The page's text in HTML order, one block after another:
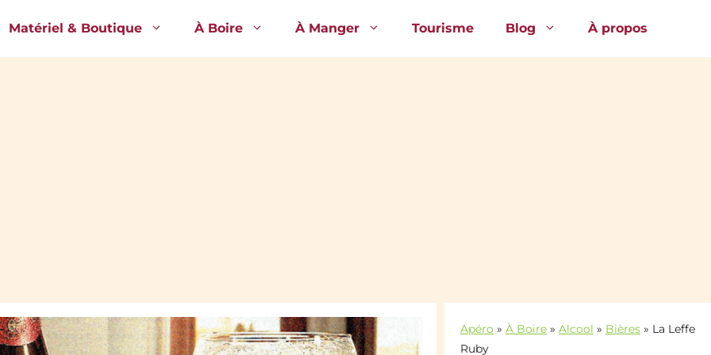
Matériel & Boutique À Boire À Manger Tourisme Blog À propos
Apéro » À Boire » Alcool » Bières » La Leffe
Ruby